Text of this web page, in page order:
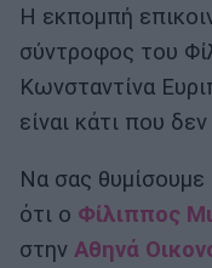
Η εκπομπή
σύντροφος του
Κωνσταντίνα
είναι κάτι που
Να σας θυμίσουμε
ότι ο Φίλιππος
στην Αθηνά